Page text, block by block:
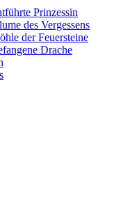
Prinzessin
des Vergessens
der Feuersteine
Drache